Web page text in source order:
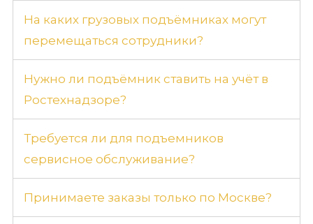
На каких грузовых подъёмниках могут
перемещаться сотрудники?
Нужно ли подъёмник ставить на учёт в
Ростехнадзоре?
Требуется ли для подъемников
сервисное обслуживание?
Принимаете заказы только по Москве?